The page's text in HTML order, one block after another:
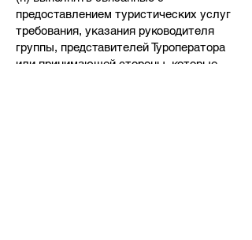
предоставлением туристических услуг
требования, указания руководителя
группы, представителей Туроператора
или принимающей стороны, которые